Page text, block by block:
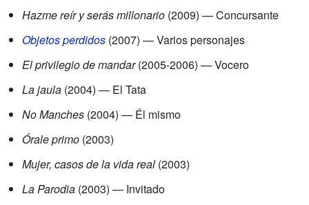
Hazme reír y serás millonario (2009) — Concursante
Objetos perdidos (2007) — Varios personajes
El privilegio de mandar(2005-2006) — Vocero
La jaula (2004) — El Tata
No Manches (2004) — Él mismo
Órale primo (2003)
Mujer, casos de la vida real (2003)
La Parodia (2003) — Invitado